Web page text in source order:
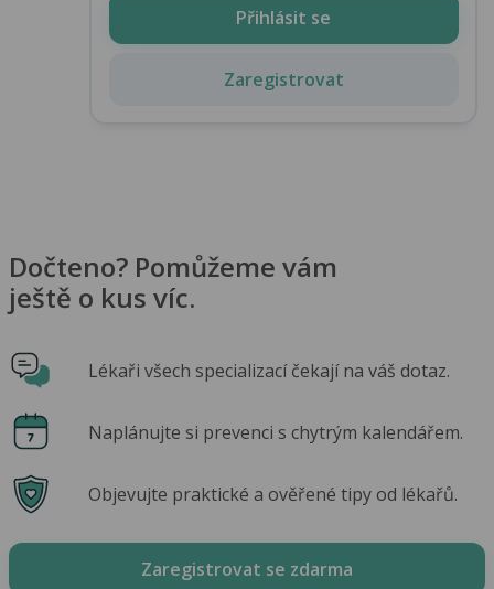
Přihlásit se
Zaregistrovat
Dočteno? Pomůžeme vám
ještě o kus víc.
Lékaři všech specializací čekají na váš dotaz.
Naplánujte si prevenci s chytrým kalendářem.
Objevujte praktické a ověřené tipy od lékařů.
Zaregistrovat se zdarma